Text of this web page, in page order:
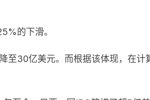
的下滑。
30亿美元。而根据该体现，在计